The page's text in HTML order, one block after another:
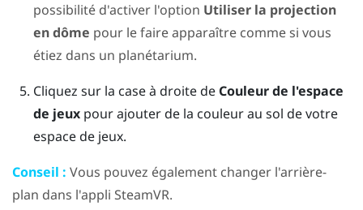
possibilité d'activer l'option Utiliser la projection
en dôme pour le faire apparaître comme si vous
étiez dans un planétarium.
Cliquez sur la case à droite de Couleur de l'espace
de jeuxpour ajouter de la couleur au sol de votre
espace de jeux.
Conseil : Vous pouvez également changer l'arrière-
plan dans l'appli SteamVR.